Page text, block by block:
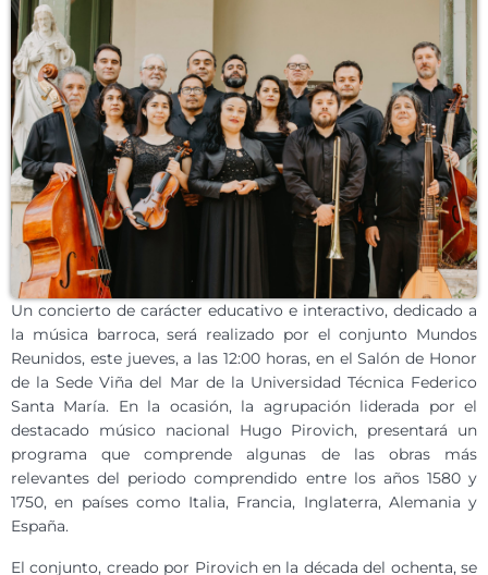
Un concierto de carácter educativo e interactivo, dedicado a
la música barroca, será realizado por el conjunto Mundos
Reunidos, este jueves, a las 12:00 horas, en el Salón de Honor
de la Sede Viña del Mar de la Universidad Técnica Federico
Santa María. En la ocasión, la agrupación liderada por el
destacado músico nacional Hugo Pirovich, presentará un
programa que comprende algunas de las obras más
relevantes del periodo comprendido entre los años 1580 y
1750, en países como Italia, Francia, Inglaterra, Alemania y
España.
El conjunto, creado por Pirovich en la década del ochenta, se